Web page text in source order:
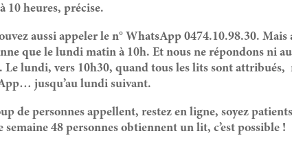
10 heures, précise.
aussi appeler le n° WhatsApp 0474.10.98.30.
que le lundi matin à 10h. Et nous ne répondons ni
Le lundi, vers 10h30, quand tous les lits sont attribués,
jusqu’au lundi suivant.
de personnes appellent, restez en ligne, soyez
semaine 48 personnes obtiennent un lit, c’est possible !